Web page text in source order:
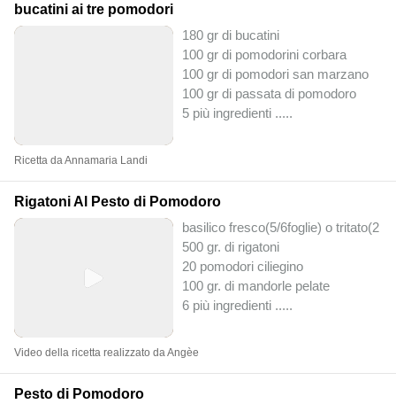
bucatini ai tre pomodori
180 gr di bucatini
100 gr di pomodorini corbara
100 gr di pomodori san marzano
100 gr di passata di pomodoro
5 più ingredienti .....
Ricetta da Annamaria Landi
Rigatoni Al Pesto di Pomodoro
basilico fresco(5/6foglie) o tritato(2
500 gr. di rigatoni
20 pomodori ciliegino
100 gr. di mandorle pelate
6 più ingredienti .....
Video della ricetta realizzato da Angèe
Pesto di Pomodoro